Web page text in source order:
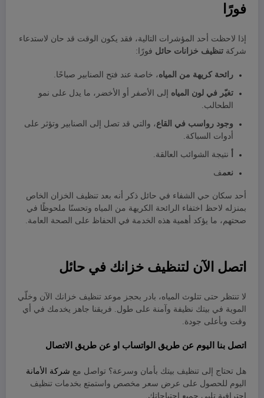
فورًا
إذا لاحظت أحد المؤشرات التالية، فقد يكون الوقت قد حان لاستدعاء
شركة تنظيف خزانات حائل فورًا:
رائحة كريهة من المياه، خاصة عند فتح الصنابير صباحًا.
تغيّر في لون المياه إلى الأصفر أو الأخضر، ما يدل على نمو
الطحالب.
وجود رواسب في القاع، والتي قد تصل إلى الصنابير وتؤثر على
أدوات السباكة.
نتيجة الشوائب العالقة.
نعمف
أحد سكان حي الشفاء في حائل ذكر أنه بعد تنظيف الخزان الخاص
بمنزله لاحظ اختفاء الرائحة الكريهة من المياه وتحسنًا ملحوظًا في
صحتهم، ما يؤكد أهمية هذه الخدمة في الحفاظ على الصحة العامة.
اتصل الآن لتنظيف خزانك في حائل
لا تنتظر حتى تتلوث المياه، بادر بحجز موعد تنظيف خزانك الآن وخلّي
الموية في بيتك نظيفة وآمنة على طول. فريقنا جاهز يخدمك في أي
وقت وبأعلى جودة.
اتصل بنا اليوم عن طريق الواتساب او عن طريق الاتصال
هل تحتاج إلى تنظيف بيتك بأمان وسرعة؟ تواصل مع شركة الأمانة
اليوم للحصول على عرض سعر مخصص واستمتع بخدمات تنظيف
احترافية تلبي جميع احتياجاتك.